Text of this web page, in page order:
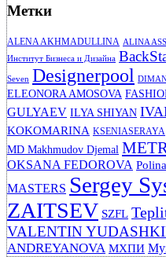
Метки
ALENA AKHMADULLINA ALINA
Институт Бизнеса и Дизайна
Seven Designerpool
ELEONORA AMOSOVA
GULYAEV ILYA SHIYAN
KOKOMARINA KSENIASERAYA
MD Makhmudov Djemal
OKSANA FEDOROVA
MASTERS Sergey
ZAITSEV SZFL
VALENTIN
ANDREYANOVA МХПИ